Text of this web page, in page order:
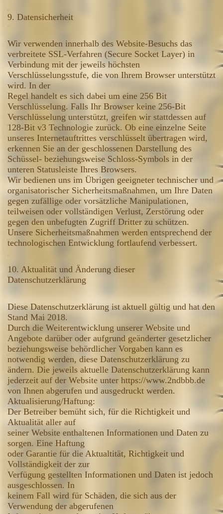
9. Datensicherheit
Wir verwenden innerhalb des Website-Besuchs das
verbreitete SSL-Verfahren (Secure Socket Layer) in
Verbindung mit der jeweils höchsten
Verschlüsselungsstufe, die von Ihrem Browser unterstützt
wird. In der
Regel handelt es sich dabei um eine 256 Bit
Verschlüsselung. Falls Ihr Browser keine 256-Bit
Verschlüsselung unterstützt, greifen wir stattdessen auf
128-Bit v3 Technologie zurück. Ob eine einzelne Seite
unseres Internetauftrittes verschlüsselt übertragen wird,
erkennen Sie an der geschlossenen Darstellung des
Schüssel- beziehungsweise Schloss-Symbols in der
unteren Statusleiste Ihres Browsers.
Wir bedienen uns im Übrigen geeigneter technischer und
organisatorischer Sicherheitsmaßnahmen, um Ihre Daten
gegen zufällige oder vorsätzliche Manipulationen,
teilweisen oder vollständigen Verlust, Zerstörung oder
gegen den unbefugten Zugriff Dritter zu schützen.
Unsere Sicherheitsmaßnahmen werden entsprechend der
technologischen Entwicklung fortlaufend verbessert.
10. Aktualität und Änderung dieser
Datenschutzerklärung
Diese Datenschutzerklärung ist aktuell gültig und hat den
Stand Mai 2018.
Durch die Weiterentwicklung unserer Website und
Angebote darüber oder aufgrund geänderter gesetzlicher
beziehungsweise behördlicher Vorgaben kann es
notwendig werden, diese Datenschutzerklärung zu
ändern. Die jeweils aktuelle Datenschutzerklärung kann
jederzeit auf der Website unter https://www.2ndbbb.de
von Ihnen abgerufen und ausgedruckt werden.
Aktualisierung/Haftung:
Der Betreiber bemüht sich, für die Richtigkeit und
Aktualität aller auf
seiner Website enthaltenen Informationen und Daten zu
sorgen. Eine Haftung
oder Garantie für die Aktualtität, Richtigkeit und
Vollständigkeit der zur
Verfügung gestellten Informationen und Daten ist jedoch
ausgeschlossen. In
keinem Fall wird für Schäden, die sich aus der
Verwendung der abgerufenen